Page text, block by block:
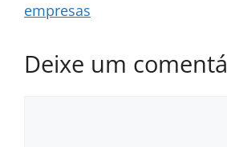
empresas
Deixe um